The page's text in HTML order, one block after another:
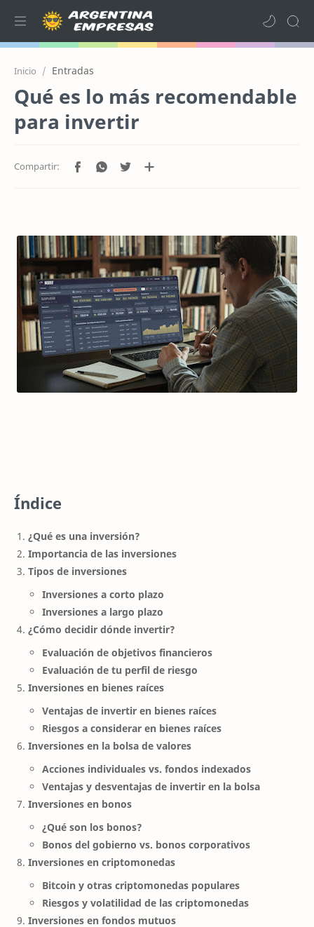
Inicio Entradas
Qué es lo más recomendable
para invertir
Índice
¿Qué es una inversión?
Importancia de las inversiones
Tipos de inversiones
Inversiones a corto plazo
Inversiones a largo plazo
¿Cómo decidir dónde invertir?
Evaluación de objetivos financieros
Evaluación de tu perfil de riesgo
Inversiones en bienes raíces
Ventajas de invertir en bienes raíces
Riesgos a considerar en bienes raíces
Inversiones en la bolsa de valores
Acciones individuales vs. fondos indexados
Ventajas y desventajas de invertir en la bolsa
Inversiones en bonos
¿Qué son los bonos?
Bonos del gobierno vs. bonos corporativos
Inversiones en criptomonedas
Bitcoin y otras criptomonedas populares
Riesgos y volatilidad de las criptomonedas
Inversiones en fondos mutuos